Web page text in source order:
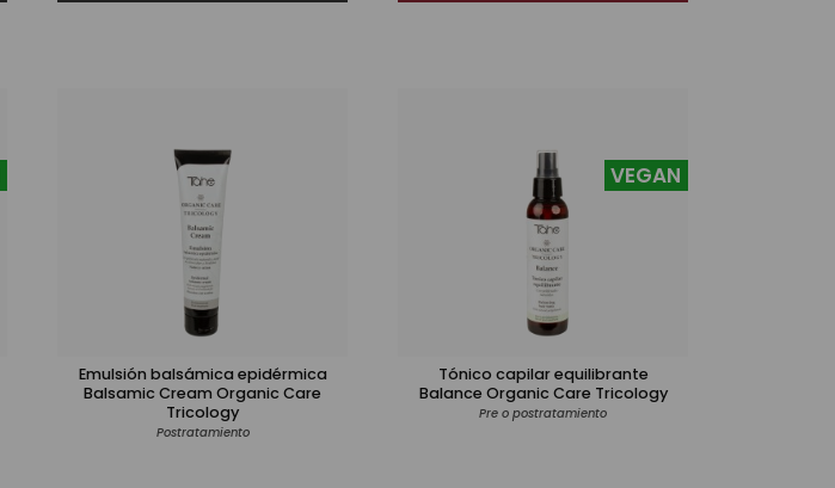
Emulsión balsámica epidérmica
Balsamic Cream Organic Care
Tricology
Postratamiento
Tónico capilar equilibrante
Balance Organic Care Tricology
Pre o postratamiento
VEGAN